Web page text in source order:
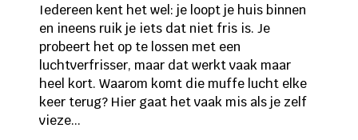
Iedereen kent het wel: je loopt je huis binnen
en ineens ruik je iets dat niet fris is. Je
probeert het op te lossen met een
luchtverfrisser, maar dat werkt vaak maar
heel kort. Waarom komt die muffe lucht elke
keer terug? Hier gaat het vaak mis als je zelf
vieze...